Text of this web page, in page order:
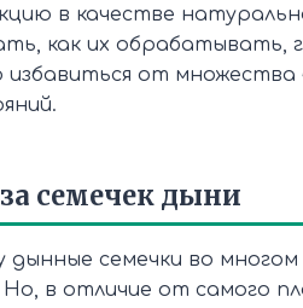
в качестве
как их обрабатывать,
от множества
семечек дыни
дынные семечки во
в отличие от самого